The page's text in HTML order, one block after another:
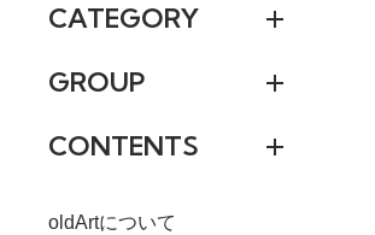
CATEGORY
GROUP
CONTENTS
oldArtについて